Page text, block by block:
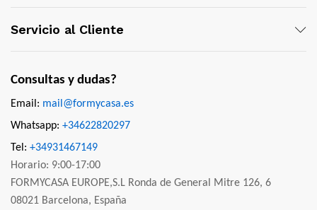
Servicio al Cliente
Consultas y dudas?
Email: mail@formycasa.es
Whatsapp: +34622820297
Tel: +34931467149
Horario: 9:00-17:00
FORMYCASA EUROPE,S.L Ronda de General Mitre 126, 6
08021 Barcelona, España